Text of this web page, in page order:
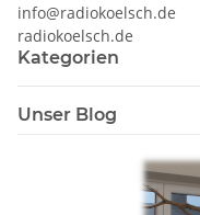
info@radiokoelsch.de
radiokoelsch.de
Kategorien
Unser Blog